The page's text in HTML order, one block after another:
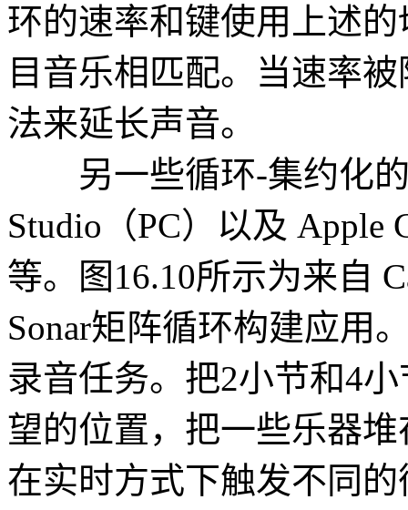
环的速率和键使用上述
目音乐相匹配。当速率
法来延长声音。
另一些循环-集约化的
Studio（PC）以及 Apple
等。图16.10所示为来自
Sonar矩阵循环构建应用
录音任务。把2小节和4
望的位置，把一些乐器
在实时方式下触发不同